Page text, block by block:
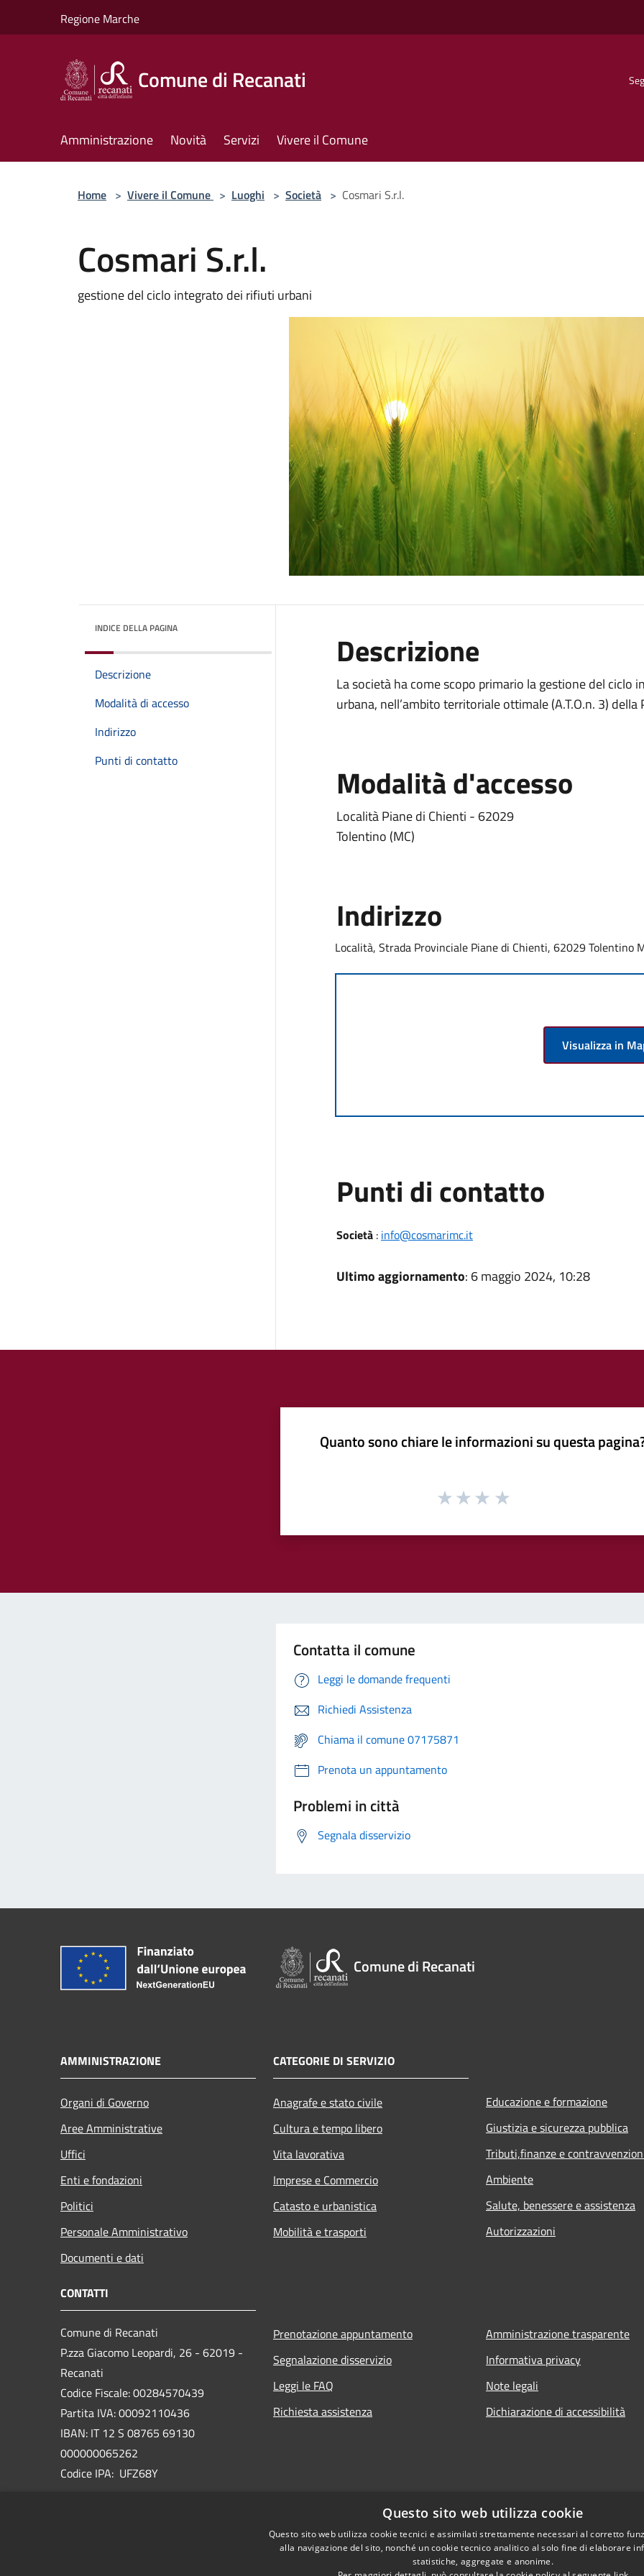
Regione Marche
Comune di Recanati
Amministrazione Novità Servizi Vivere il Comune
Home > Vivere il Comune > Luoghi > Società > Cosmari S.r.l.
Cosmari S.r.l.
gestione del ciclo integrato dei rifiuti urbani
INDICE DELLA PAGINA
Descrizione
Modalità di accesso
Indirizzo
Punti di contatto
Descrizione
La società ha come scopo primario la gestione del ciclo
urbana, nell’ambito territoriale ottimale (A.T.O.n. 3)
Modalità d'accesso
Località Piane di Chienti - 62029
Tolentino (MC)
Indirizzo
Località, Strada Provinciale Piane di Chienti, 62029 Tolentino
Visualizza in
Punti di contatto
Società: info@cosmarimc.it
Ultimo aggiornamento: 6 maggio 2024, 10:28
Quanto sono chiare le informazioni su questa
Contatta il comune
Leggi le domande frequenti
Richiedi Assistenza
Chiama il comune 07175871
Prenota un appuntamento
Problemi in città
Segnala disservizio
Comune di Recanati
AMMINISTRAZIONE
Organi di Governo
Aree Amministrative
Uffici
Enti e fondazioni
Politici
Personale Amministrativo
Documenti e dati
CATEGORIE DI SERVIZIO
Anagrafe e stato civile
Cultura e tempo libero
Vita lavorativa
Imprese e Commercio
Catasto e urbanistica
Mobilità e trasporti
Educazione e formazione
Giustizia e sicurezza pubblica
Tributi,finanze e
Ambiente
Salute, benessere e assistenza
Autorizzazioni
CONTATTI
Comune di Recanati
P.zza Giacomo Leopardi, 26 - 62019 -
Recanati
Codice Fiscale: 00284570439
Partita IVA: 00092110436
IBAN: IT 12 S 08765 69130
000000065262
Codice IPA: UFZ68Y
Prenotazione appuntamento
Segnalazione disservizio
Leggi le FAQ
Richiesta assistenza
Amministrazione trasparente
Informativa privacy
Note legali
Dichiarazione di accessibilità
Questo sito web utilizza cookie
Questo sito web utilizza cookie tecnici e assimilati strettamente necessari al corretto
alla navigazione del sito, nonché un cookie tecnico analitico al solo fine di elaborare
statistiche, aggregate e anonime.